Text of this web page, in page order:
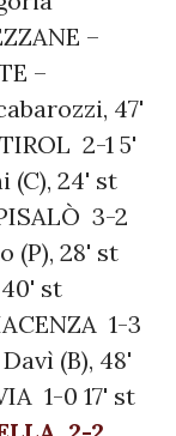
–
–
47'
2-1 5'
(C), 24' st
3-2
(P), 28' st
st
1-3
(B), 48'
1-0 17' st